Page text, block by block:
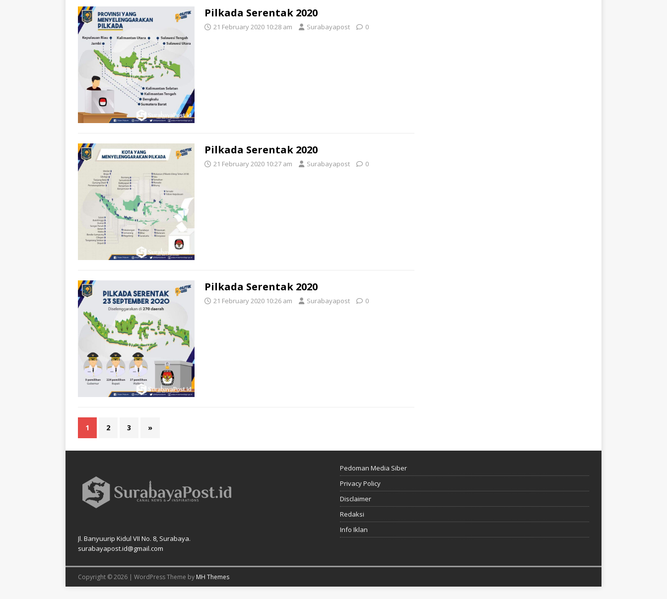
Pilkada Serentak 2020
21 February 2020 10:28 am Surabayapost 0
Pilkada Serentak 2020
21 February 2020 10:27 am Surabayapost 0
Pilkada Serentak 2020
21 February 2020 10:26 am Surabayapost 0
1 2 3 »
Jl. Banyuurip Kidul VII No. 8, Surabaya.
surabayapost.id@gmail.com
Pedoman Media Siber
Privacy Policy
Disclaimer
Redaksi
Info Iklan
Copyright © 2026 | WordPress Theme by MH Themes